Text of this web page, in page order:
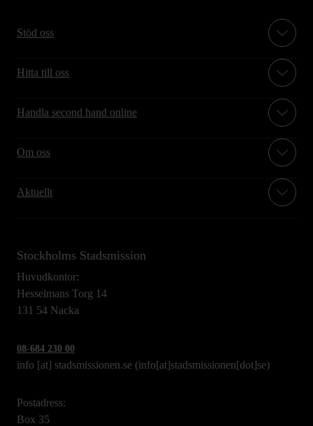
Stöd oss
Hitta till oss
Handla second hand online
Om oss
Aktuellt
Stockholms Stadsmission
Huvudkontor:
Hesselmans Torg 14
131 54 Nacka
08-684 230 00
info [at] stadsmissionen.se (info[at]stadsmissionen[dot]se)
Postadress:
Box 35